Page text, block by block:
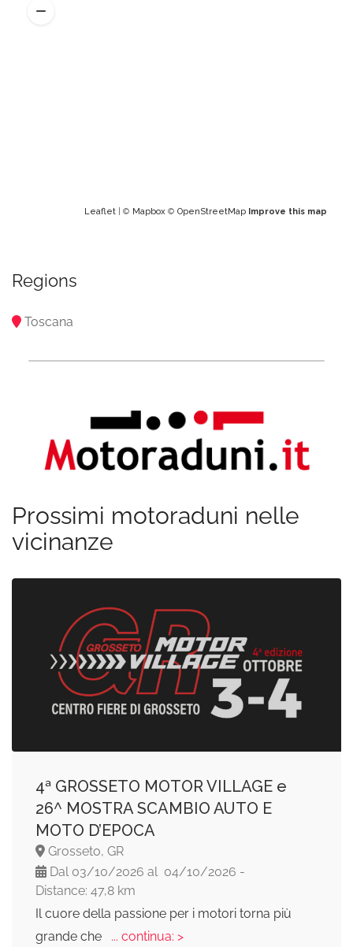
Leaflet | © Mapbox © OpenStreetMap Improve this map
Regions
Toscana
Prossimi motoraduni nelle
vicinanze
4ª GROSSETO MOTOR VILLAGE e
26^ MOSTRA SCAMBIO AUTO E
MOTO D’EPOCA
Grosseto, GR
Dal 03/10/2026 al 04/10/2026 -
Distance: 47,8 km
Il cuore della passione per i motori torna più
grande che
... continua: >